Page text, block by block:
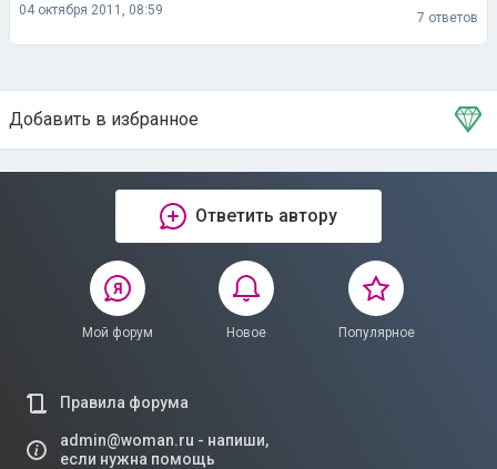
04 октября 2011, 08:59
7 ответов
Добавить в избранное
Тема в избранном
Ответить автору
Мой форум Новое Популярное
Правила форума
admin@woman.ru - напиши,
если нужна помощь